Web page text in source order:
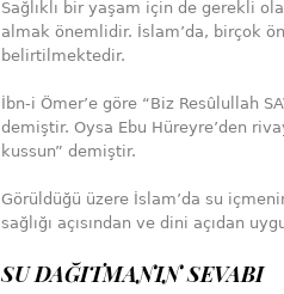
Sağlıklı bir yaşam için de gerekli
almak önemlidir. İslam’da, birçok
belirtilmektedir.
İbn-i Ömer’e göre “Biz Resûlullah
demiştir. Oysa Ebu Hüreyre’den
kussun” demiştir.
Görüldüğü üzere İslam’da su
sağlığı açısından ve dini açıdan
SU DAĞITMANIN SEVABI